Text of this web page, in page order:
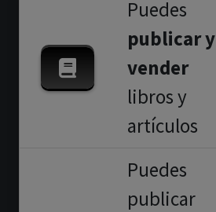
Puedes
publicar y
vender
libros y
artículos
Puedes
publicar